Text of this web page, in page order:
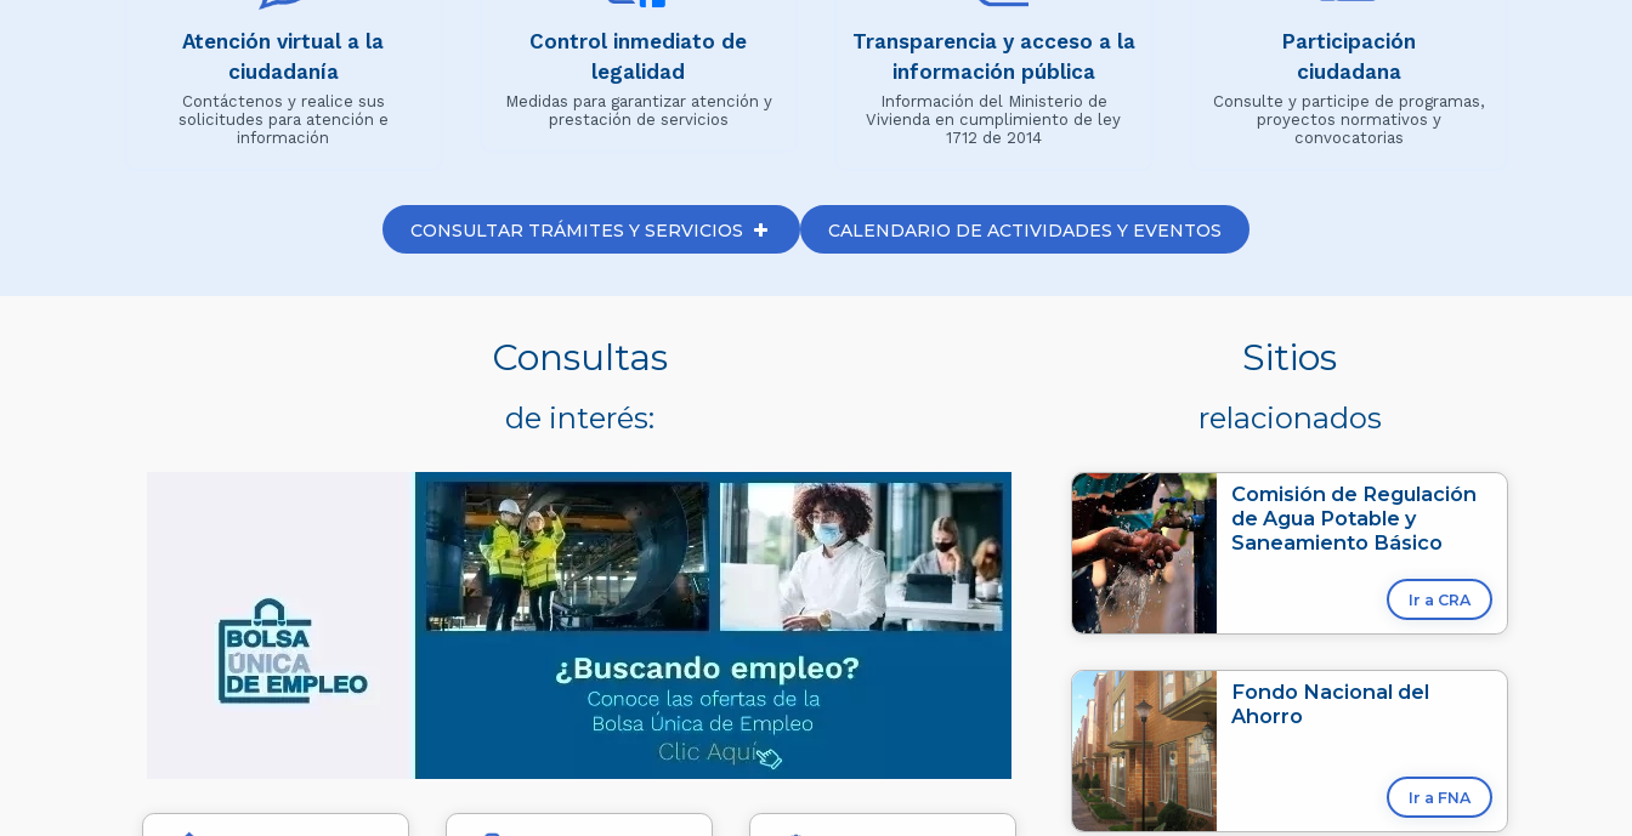
Atención virtual a la
ciudadanía
Contáctenos y realice sus
solicitudes para atención e
información
Control inmediato de
legalidad
Medidas para garantizar atención y
prestación de servicios
Transparencia y acceso a la
información pública
Información del Ministerio de
Vivienda en cumplimiento de ley
1712 de 2014
Participación
ciudadana
Consulte y participe de programas,
proyectos normativos y
convocatorias
CONSULTAR TRÁMITES Y SERVICIOS CALENDARIO DE ACTIVIDADES Y EVENTOS
Consultas
de interés:
Sitios
relacionados
Comisión de Regulación
de Agua Potable y
Saneamiento Básico
Ir a CRA
Fondo Nacional del
Ahorro
Ir a FNA